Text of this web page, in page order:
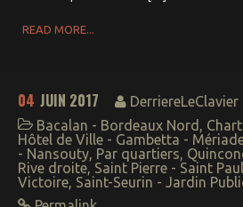
READ MORE...
04 JUIN 2017 DerriereLeClavier
Bacalan - Bordeaux Nord
Hôtel de Ville - Gambetta -
- Nansouty Par quartiers
Rive droite Saint Pierre - Saint Paul
Victoire Saint-Seurin - Jardin